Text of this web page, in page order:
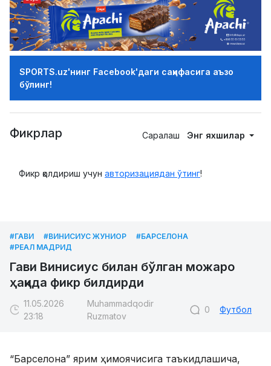
SPORTS.uz'нинг Facebook'даги саҳифасига аъзо
бўлинг!
Фикрлар Саралаш Энг яхшилар
Фикр қолдириш учун авторизациядан ўтинг!
#ГАВИ #ВИНИСИУС ЖУНИОР
#БАРСЕЛОНА
#РЕАЛ МАДРИД
Гави Винисиус билан бўлган можаро
ҳақида фикр билдирди
11.05.2026
23:18
Muhammadqodir
Ruzmatov
0 Футбол
“Барселона” ярим ҳимоячисига таъкидлашича,